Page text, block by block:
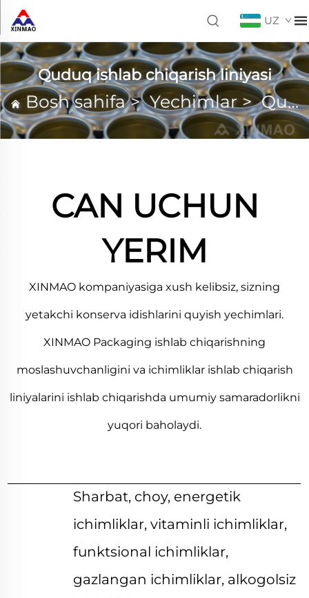
UZ
Quduq ishlab chiqarish liniyasi
Bosh sahifa>Yechimlar >Quduq ishlab chiqarish liniyasi
CAN UCHUN
YERIM
XINMAO kompaniyasiga xush kelibsiz, sizning
yetakchi konserva idishlarini quyish yechimlari.
XINMAO Packaging ishlab chiqarishning
moslashuvchanligini va ichimliklar ishlab chiqarish
liniyalarini ishlab chiqarishda umumiy samaradorlikni
yuqori baholaydi.
Sharbat, choy, energetik
ichimliklar, vitaminli ichimliklar,
funktsional ichimliklar,
gazlangan ichimliklar, alkogolsiz